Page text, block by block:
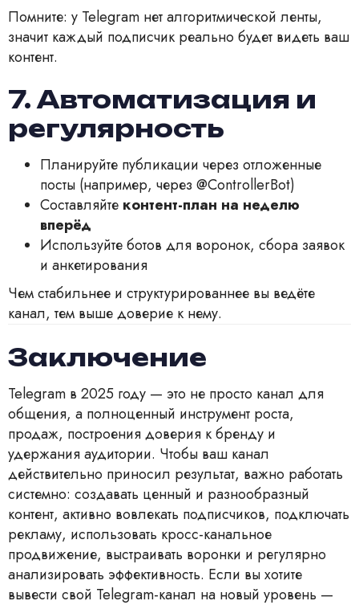
Помните: у Telegram нет алгоритмической ленты,
значит каждый подписчик реально будет видеть ваш
контент.
7. Автоматизация и
регулярность
Планируйте публикации через отложенные
посты (например, через @ControllerBot)
Составляйте контент-план на неделю
вперёд
Используйте ботов для воронок, сбора заявок
и анкетирования
Чем стабильнее и структурированнее вы ведёте
канал, тем выше доверие к нему.
Заключение
Telegram в 2025 году — это не просто канал для
общения, а полноценный инструмент роста,
продаж, построения доверия к бренду и
удержания аудитории. Чтобы ваш канал
действительно приносил результат, важно работать
системно: создавать ценный и разнообразный
контент, активно вовлекать подписчиков, подключать
рекламу, использовать кросс-канальное
продвижение, выстраивать воронки и регулярно
анализировать эффективность. Если вы хотите
вывести свой Telegram-канал на новый уровень —